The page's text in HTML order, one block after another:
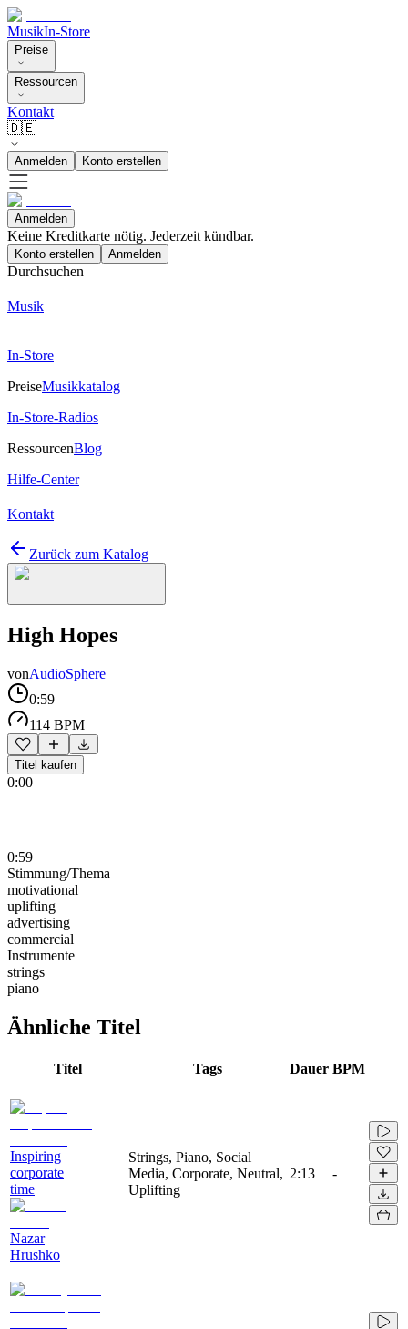
MusikIn-Store
Preise
Ressourcen
Kontakt
🇩🇪
Anmelden Konto erstellen
Anmelden
Keine Kreditkarte nötig. Jederzeit kündbar.
Konto erstellen Anmelden
Durchsuchen
Musik
In-Store
PreiseMusikkatalog
In-Store-Radios
RessourcenBlog
Hilfe-Center
Kontakt
Zurück zum Katalog
High Hopes
vonAudioSphere
0:59
114 BPM
Titel kaufen
0:00
0:59
Stimmung/Thema
motivational
uplifting
advertising
commercial
Instrumente
strings
piano
Ähnliche Titel
Titel Tags Dauer BPM
Inspiring
corporate
time
Nazar
Hrushko
Strings, Piano, Social
Media, Corporate, Neutral,
Uplifting
2:13 -